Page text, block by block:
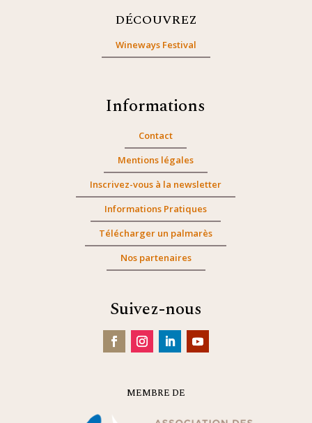
DÉCOUVREZ
Wineways Festival
Informations
Contact
Mentions légales
Inscrivez-vous à la newsletter
Informations Pratiques
Télécharger un palmarès
Nos partenaires
Suivez-nous
MEMBRE DE